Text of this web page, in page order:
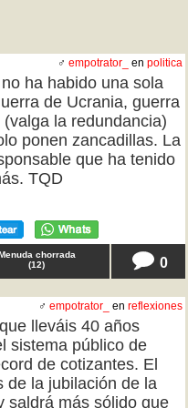
♂ empotrator_ en politica
ha habido una sola
de Ucrania, guerra
la redundancia)
ponen zancadillas. La
que ha tenido
TQD
chorrada
(12) 0
♂ empotrator_ en reflexiones
lleváis 40 años
sistema público de
de cotizantes. El
de la jubilación de la
saldrá más sólido que